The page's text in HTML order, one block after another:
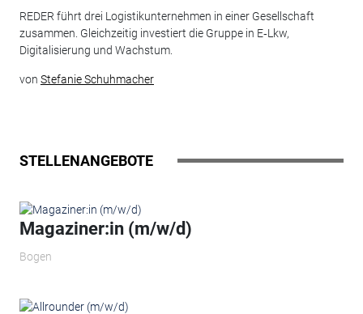
REDER führt drei Logistikunternehmen in einer Gesellschaft
zusammen. Gleichzeitig investiert die Gruppe in E‑Lkw,
Digitalisierung und Wachstum.
von Stefanie Schuhmacher
STELLENANGEBOTE
Magaziner:in (m/w/d)
Bogen